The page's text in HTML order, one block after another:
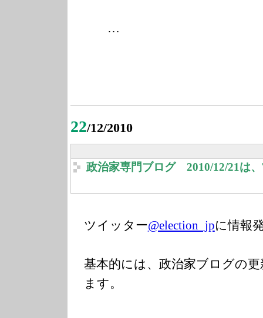
…
22/12/2010
政治家専門ブログ 2010/12/21は
ツイッター@election_jpに情報
基本的には、政治家ブログの
ます。